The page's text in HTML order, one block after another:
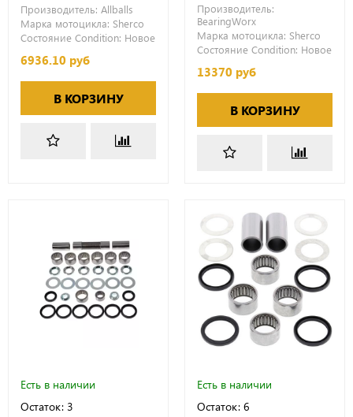
Производитель: Allballs
Марка мотоцикла: Sherco
Состояние Condition: Новое
6936.10 руб
В КОРЗИНУ
Производитель:
BearingWorx
Марка мотоцикла: Sherco
Состояние Condition: Новое
13370 руб
В КОРЗИНУ
Есть в наличии
Остаток: 3
Есть в наличии
Остаток: 6